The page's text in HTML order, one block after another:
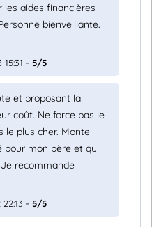
aides financières
bienveillante.
- 5/5
et proposant la
coût. Ne force pas le
le plus cher. Monte
pour mon père et qui
recommande
- 5/5